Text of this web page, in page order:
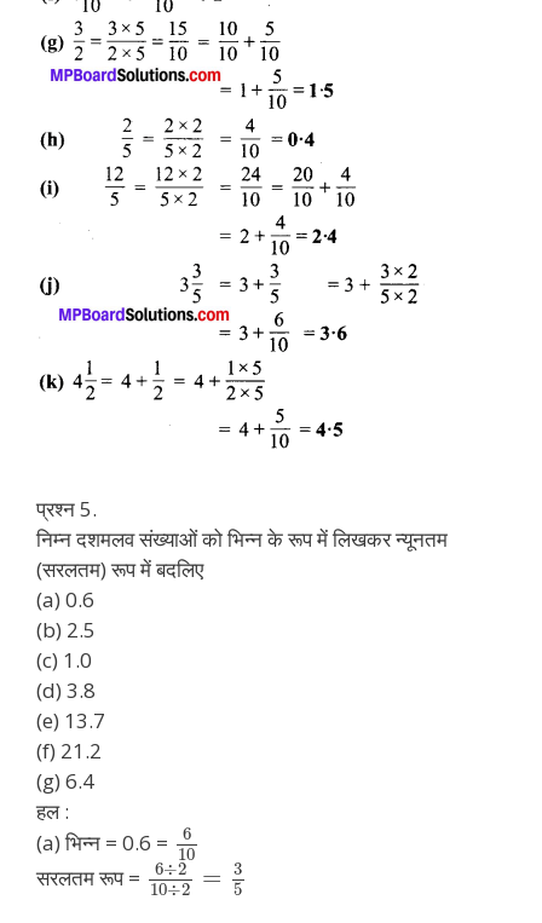
प्रश्न 5.
निम्न दशमलव संख्याओं को भिन्न के रूप में लिखकर न्यूनतम
(सरलतम) रूप में बदलिए
(a) 0.6
(b) 2.5
(c) 1.0
(d) 3.8
(e) 13.7
(f) 21.2
(g) 6.4
हल :
(a) भिन्न = 0.6 =
6
10
सरलतम रूप = 6÷2
10÷2 =
3
5